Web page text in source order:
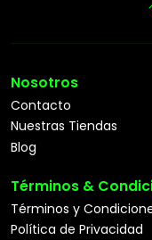
Nosotros
Contacto
Nuestras Tiendas
Blog
Términos &
Términos y
Política de Privacidad